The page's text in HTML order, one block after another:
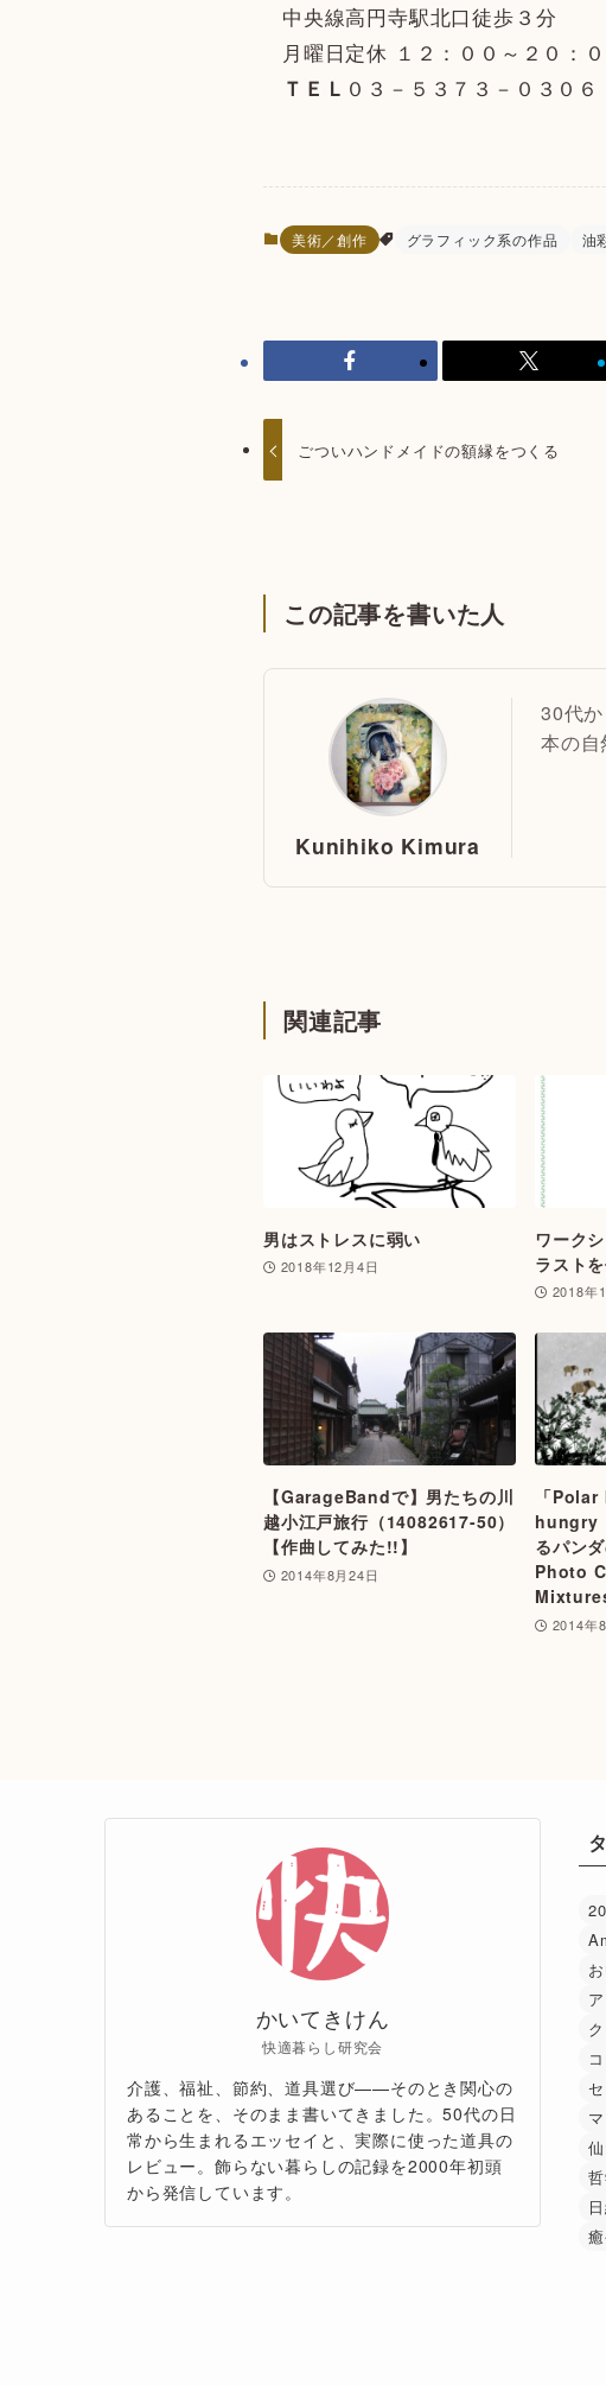
中央線高円寺駅北口徒歩３分
月曜日定休 １２：００～２０：
ＴＥＬ ０３－５３７３－０３０６
美術／創作 グラフィック系の作品 油
ごついハンドメイドの額縁をつくる
この記事を書いた人
Kunihiko Kimura
30代
本の自
関連記事
男はストレスに弱い
2018年12月4日
ワーク
ラスト
2018年
【GarageBandで】男たちの川
越小江戸旅行（14082617-50）
【作曲してみた!!】
2014年8月24日
「
hungry
るパン
Photo
2014年
かいてきけん
快適暮らし研究会
介護、福祉、節約、道具選び——そのとき関心の
あることを、そのまま書いてきました。50代の日
常から生まれるエッセイと、実際に使った道具の
レビュー。飾らない暮らしの記録を2000年初頭
から発信しています。